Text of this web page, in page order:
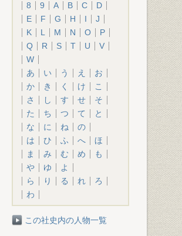
8
9 A B C
D
E
F G H I
J
K
L M N O
P
Q
R S T U
V
W
あ
い う え
お
か
き く け
こ
さ
し す せ
そ
た
ち つ て
と
な
に ね
の
は
ひ ふ へ
ほ
ま
み む め
も
や
ゆ
よ
ら
り る れ
ろ
わ
この社史内の人物一覧